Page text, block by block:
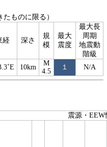
ものに限る）
経 深さ
規
模
最大
震度
最大長
周期
地震動
階級
10km
M
4.5
１ N/A
震源・EEW